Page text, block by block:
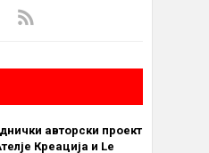
авторски проект
Креација и Le